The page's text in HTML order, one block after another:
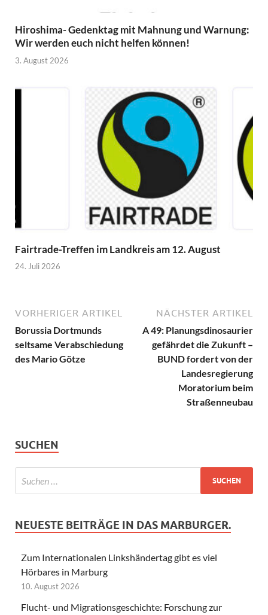
Hiroshima- Gedenktag mit Mahnung und Warnung:
Wir werden euch nicht helfen können!
3. August 2026
Fairtrade-Treffen im Landkreis am 12. August
24. Juli 2026
VORHERIGER ARTIKEL
Borussia Dortmunds
seltsame Verabschiedung
des Mario Götze
NÄCHSTER ARTIKEL
A 49: Planungsdinosaurier
gefährdet die Zukunft –
BUND fordert von der
Landesregierung
Moratorium beim
Straßenneubau
SUCHEN
NEUESTE BEITRÄGE IN DAS MARBURGER.
Zum Internationalen Linkshändertag gibt es viel
Hörbares in Marburg
10. August 2026
Flucht- und Migrationsgeschichte: Forschung zur